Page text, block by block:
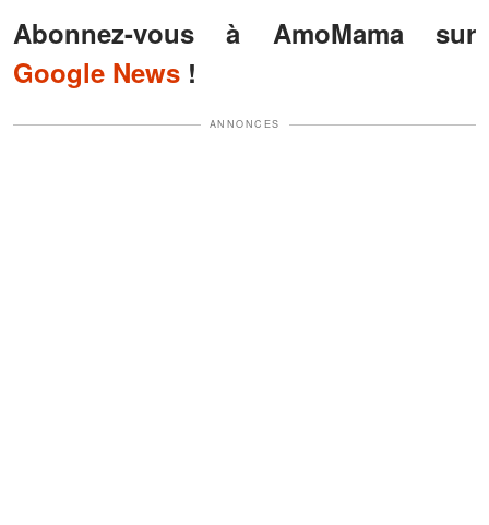
Abonnez-vous à AmoMama sur
Google News !
ANNONCES